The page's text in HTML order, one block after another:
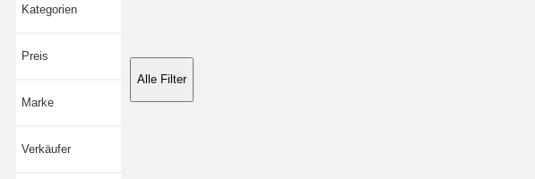
Kategorien
Preis
Marke
Verkäufer
Alle Filter